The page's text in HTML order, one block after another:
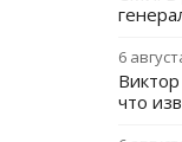
6
что